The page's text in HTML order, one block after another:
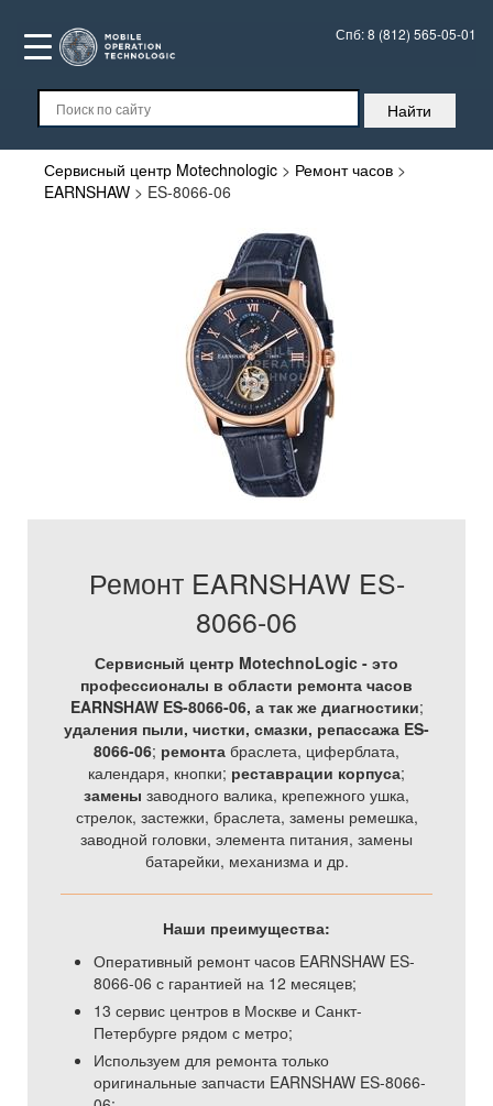
Спб:8 (812) 565-05-01
Сервисный центр Motechnologic > Ремонт часов >
EARNSHAW > ES-8066-06
Ремонт EARNSHAW ES-
8066-06
Сервисный центр MotechnoLogic - это
профессионалы в области ремонта часов
EARNSHAW ES-8066-06, а так же диагностики;
удаления пыли, чистки, смазки, репассажа ES-
8066-06; ремонта браслета, циферблата,
календаря, кнопки; реставрации корпуса;
замены заводного валика, крепежного ушка,
стрелок, застежки, браслета, замены ремешка,
заводной головки, элемента питания, замены
батарейки, механизма и др.
Наши преимущества:
Оперативный ремонт часов EARNSHAW ES-
8066-06 с гарантией на 12 месяцев;
13 сервис центров в Москве и Санкт-
Петербурге рядом с метро;
Используем для ремонта только
оригинальные запчасти EARNSHAW ES-8066-